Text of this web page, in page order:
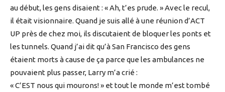
au début, les gens disaient : « Ah, t’es prude. » Avec le recul,
il était visionnaire. Quand je suis allé à une réunion d’ACT
UP près de chez moi, ils discutaient de bloquer les ponts et
les tunnels. Quand j’ai dit qu’à San Francisco des gens
étaient morts à cause de ça parce que les ambulances ne
pouvaient plus passer, Larry m’a crié :
« C’EST nous qui mourons! » et tout le monde m’est tombé